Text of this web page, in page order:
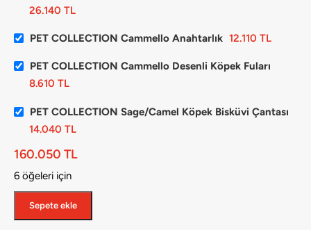
26.140 TL
PET COLLECTION Cammello Anahtarlık 12.110 TL
PET COLLECTION Cammello Desenli Köpek Fuları
8.610 TL
PET COLLECTION Sage/Camel Köpek Bisküvi Çantası
14.040 TL
160.050 TL
6 öğeleri için
Sepete ekle